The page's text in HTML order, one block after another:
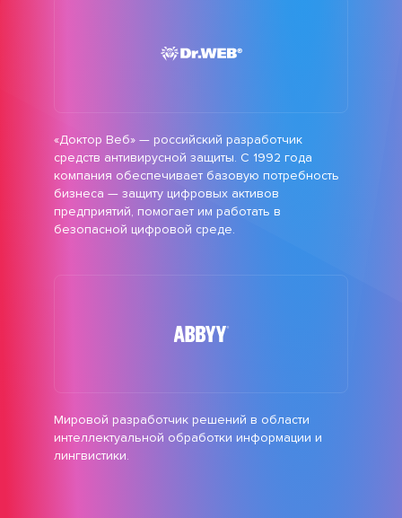
«Доктор Веб» — российский разработчик
средств антивирусной защиты. С 1992 года
компания обеспечивает базовую потребность
бизнеса — защиту цифровых активов
предприятий, помогает им работать в
безопасной цифровой среде.
Мировой разработчик решений в области
интеллектуальной обработки информации и
лингвистики.